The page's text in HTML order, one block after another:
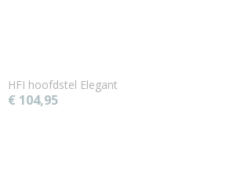
HFI hoofdstel Elegant
€ 104,95